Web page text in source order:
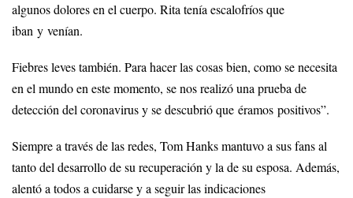
algunos dolores en el cuerpo. Rita tenía escalofríos que
iban y venían.
Fiebres leves también. Para hacer las cosas bien, como se necesita
en el mundo en este momento, se nos realizó una prueba de
detección del coronavirus y se descubrió que éramos positivos”.
Siempre a través de las redes, Tom Hanks mantuvo a sus fans al
tanto del desarrollo de su recuperación y la de su esposa. Además,
alentó a todos a cuidarse y a seguir las indicaciones